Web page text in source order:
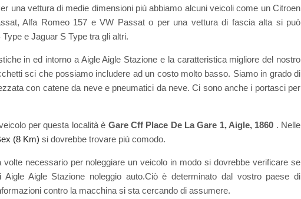
una vettura di medie dimensioni più abbiamo alcuni veicoli come un Citroen
Alfa Romeo 157 e VW Passat o per una vettura di fascia alta si può
e Jaguar S Type tra gli altri.
in ed intorno a Aigle Aigle Stazione e la caratteristica migliore del nostro
sci che possiamo includere ad un costo molto basso. Siamo in grado di
con catene da neve e pneumatici da neve. Ci sono anche i portasci per
per questa località è Gare Cff Place De La Gare 1, Aigle, 1860 . Nelle
(8 Km) si dovrebbe trovare più comodo.
necessario per noleggiare un veicolo in modo si dovrebbe verificare se
Aigle Stazione noleggio auto.Ciò è determinato dal vostro paese di
contro la macchina si sta cercando di assumere.